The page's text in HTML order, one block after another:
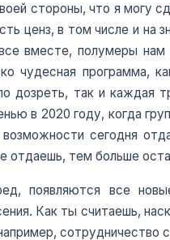
стороны, что я могу
ценз, в том числе и на
вместе, полумеры
чудесная
дозреть, так и каждая
в 2020 году, когда
сегодня
отдаешь, тем больше
появляются все
Как ты считаешь,